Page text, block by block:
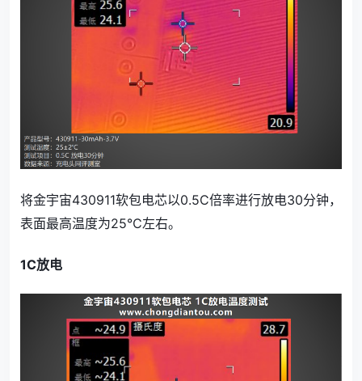
将金宇宙430911软包电芯以0.5C倍率进行放电30分钟，
表面最高温度为25℃左右。
1C放电